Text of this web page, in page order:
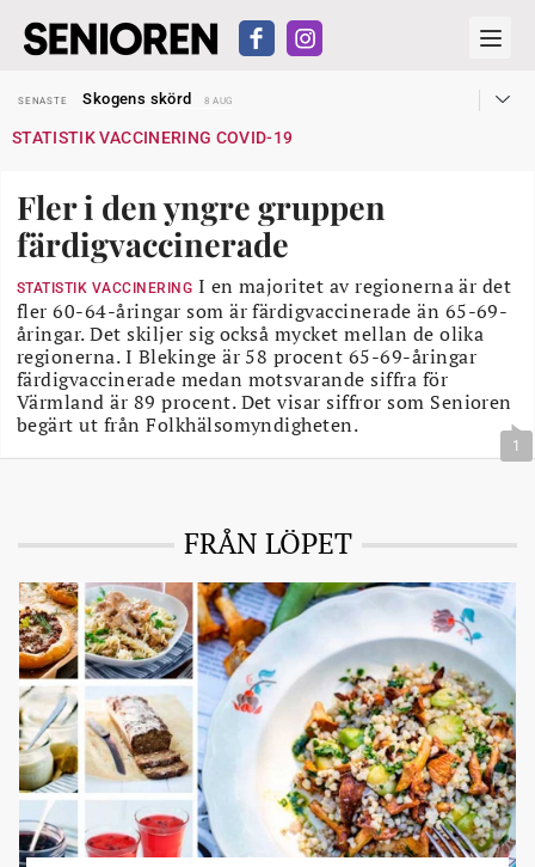
SENASTE
Skogens skörd
8 AUG
SENASTE
Reform för äldre kan bli slag i luften
SENASTE
Snart kan telefonförsäljning förbjudas i Sverige
SENASTE
Hyror rusar ifrån äldres bostadstillägg
28 JUL
SENASTE
Skogens skörd 8 AUG
STATISTIK VACCINERING COVID-19
Fler i den yngre gruppen
färdigvaccinerade
STATISTIK VACCINERING I en majoritet av regionerna är det
fler 60-64-åringar som är färdigvaccinerade än 65-69-
åringar. Det skiljer sig också mycket mellan de olika
regionerna. I Blekinge är 58 procent 65-69-åringar
färdigvaccinerade medan motsvarande siffra för
Värmland är 89 procent. Det visar siffror som Senioren
begärt ut från Folkhälsomyndigheten.
1
FRÅN LÖPET